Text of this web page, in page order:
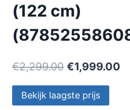
(122 cm)
€2,299.00
prijs
was:
€1,999.00
Bekijk laagste prijs